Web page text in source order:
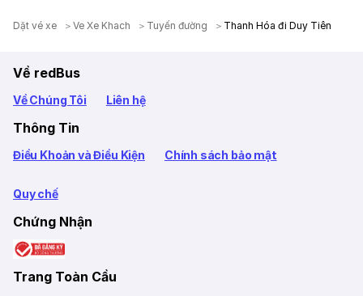
Dặt vé xe Ve Xe Khach Tuyến đường Thanh Hóa đi Duy Tiên
Về redBus
Về Chúng Tôi Liên hệ
Thông Tin
Điều Khoản và Điều Kiện Chính sách bảo mật
Quy chế
Chứng Nhận
Trang Toàn Cầu